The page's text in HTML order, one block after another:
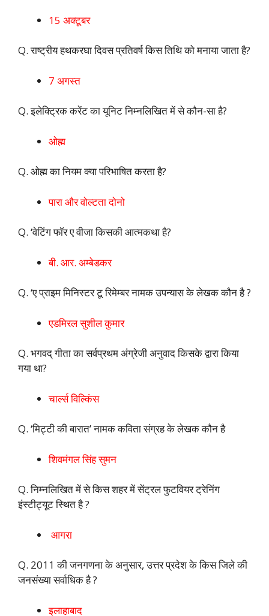
15 अक्टूबर
Q. राष्ट्रीय हथकरघा दिवस प्रतिवर्ष किस तिथि को मनाया जाता है?
7 अगस्त
Q. इलेक्ट्रिक करेंट का यूनिट निम्नलिखित में से कौन-सा है?
ओह्म
Q. ओह्म का नियम क्या परिभाषित करता है?
पारा और वोल्टता दोनो
Q. ‘वेटिंग फॉर ए वीजा किसकी आत्मकथा है?
बी. आर. अम्बेडकर
Q. ‘ए प्राइम मिनिस्टर टू रिमेम्बर नामक उपन्यास के लेखक कौन है ?
एडमिरल सुशील कुमार
Q. भगवद् गीता का सर्वप्रथम अंग्रेजी अनुवाद किसके द्वारा किया
गया था?
चार्ल्स विल्किंस
Q. ‘मिट्टी की बारात’ नामक कविता संग्रह के लेखक कौन है
शिवमंगल सिंह सुमन
Q. निम्नलिखित में से किस शहर में सेंट्रल फुटवियर ट्रेनिंग
इंस्टीट्यूट स्थित है ?
आगरा
Q. 2011 की जनगणना के अनुसार, उत्तर प्रदेश के किस जिले की
जनसंख्या सर्वाधिक है ?
इलाहाबाद